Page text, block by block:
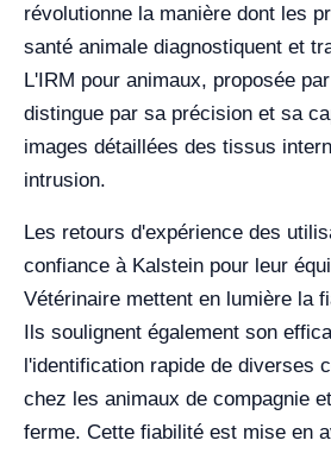
révolutionne la manière dont les
santé animale diagnostiquent et
L'IRM pour animaux, proposée
distingue par sa précision et sa
images détaillées des tissus
intrusion.
Les retours d'expérience des
confiance à Kalstein pour leur
Vétérinaire mettent en lumière la
Ils soulignent également son
l'identification rapide de diverses
chez les animaux de compagnie
ferme. Cette fiabilité est mise en